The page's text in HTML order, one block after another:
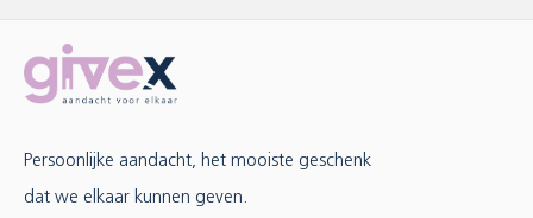
Persoonlijke aandacht, het mooiste geschenk
dat we elkaar kunnen geven.